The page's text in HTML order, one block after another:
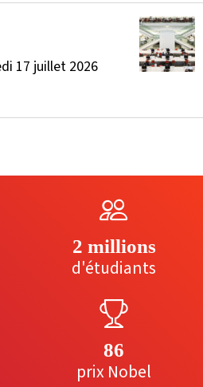
17 juillet 2026
2 millions
d'étudiants
86
prix Nobel